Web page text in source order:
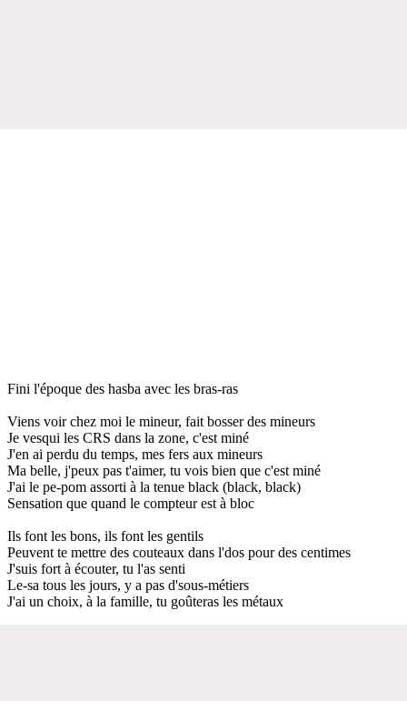
Fini l'époque des hasba avec les bras-ras
Viens voir chez moi le mineur, fait bosser des mineurs
Je vesqui les CRS dans la zone, c'est miné
J'en ai perdu du temps, mes fers aux mineurs
Ma belle, j'peux pas t'aimer, tu vois bien que c'est miné
J'ai le pe-pom assorti à la tenue black (black, black)
Sensation que quand le compteur est à bloc
Ils font les bons, ils font les gentils
Peuvent te mettre des couteaux dans l'dos pour des centimes
J'suis fort à écouter, tu l'as senti
Le-sa tous les jours, y a pas d'sous-métiers
J'ai un choix, à la famille, tu goûteras les métaux